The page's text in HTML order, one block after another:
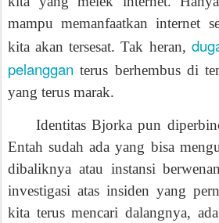
mampu memanfaatkan internet
kita akan tersesat. Tak heran,
pelanggan terus berhembus di
yang terus marak.
Identitas Bjorka pun
Entah sudah ada yang bisa
dibaliknya atau instansi
investigasi atas insiden yang
kita terus mencari dalangnya,